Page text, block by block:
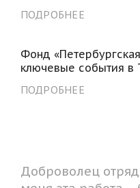
ПОДРОБНЕЕ
Фонд
ключевые события в
ПОДРОБНЕЕ
Доброволец